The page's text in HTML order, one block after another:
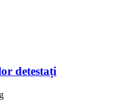
detestați